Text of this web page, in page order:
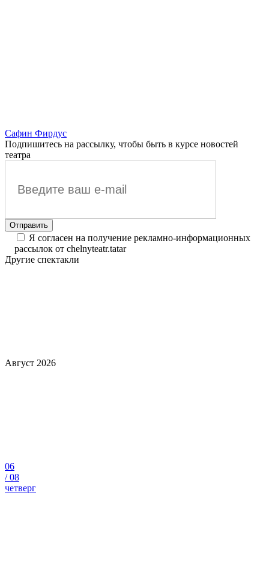
Сафин Фирдус
Подпишитесь на рассылку, чтобы быть в курсе новостей
театра
Я согласен на получение рекламно-информационных
рассылок от chelnyteatr.tatar
Другие спектакли
Август 2026
06
/08
четверг